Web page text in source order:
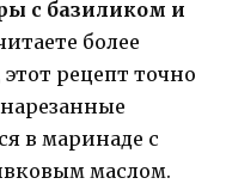
с базиликом и
более
рецепт точно
в маринаде с
маслом.